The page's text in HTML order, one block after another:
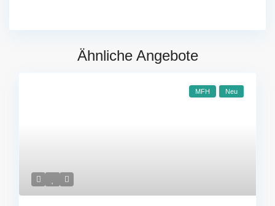
Ähnliche Angebote
MFH Neu